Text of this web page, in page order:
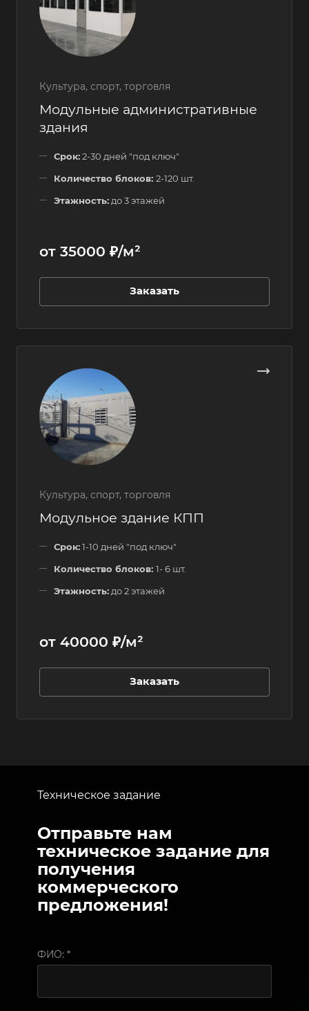
Культура, спорт, торговля
Модульные административные
здания
Срок:2-30 дней "под ключ"
Количество блоков: 2-120 шт.
Этажность: до 3 этажей
от 35000 ₽/м²
Заказать
Культура, спорт, торговля
Модульное здание КПП
Срок:1-10 дней "под ключ"
Количество блоков: 1- 6 шт.
Этажность: до 2 этажей
от 40000 ₽/м²
Заказать
Техническое задание
Отправьте нам
техническое задание для
получения
коммерческого
предложения!
ФИО: *